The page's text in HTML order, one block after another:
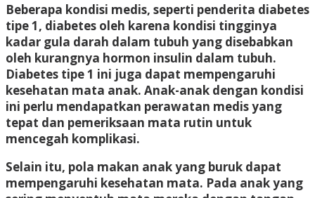
Beberapa kondisi medis, seperti penderita diabetes
tipe 1, diabetes oleh karena kondisi tingginya
kadar gula darah dalam tubuh yang disebabkan
oleh kurangnya hormon insulin dalam tubuh.
Diabetes tipe 1 ini juga dapat mempengaruhi
kesehatan mata anak. Anak-anak dengan kondisi
ini perlu mendapatkan perawatan medis yang
tepat dan pemeriksaan mata rutin untuk
mencegah komplikasi.
Selain itu, pola makan anak yang buruk dapat
mempengaruhi kesehatan mata. Pada anak yang